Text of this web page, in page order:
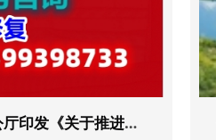
中共中央办公厅 国务院办公厅印发《关于推进社会信用体系建设高质量发展促进形成新发展格局的意见》